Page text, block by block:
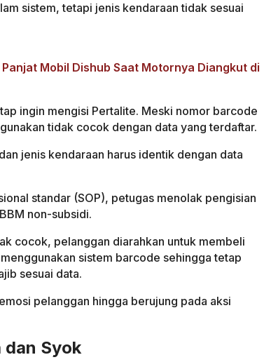
sistem, tetapi jenis kendaraan tidak sesuai
Mobil Dishub Saat Motornya Diangkut di
ingin mengisi Pertalite. Meski nomor barcode
tidak cocok dengan data yang terdaftar.
jenis kendaraan harus identik dengan data
standar (SOP), petugas menolak pengisian
non-subsidi.
cocok, pelanggan diarahkan untuk membeli
sistem barcode sehingga tetap
sesuai data.
pelanggan hingga berujung pada aksi
dan Syok